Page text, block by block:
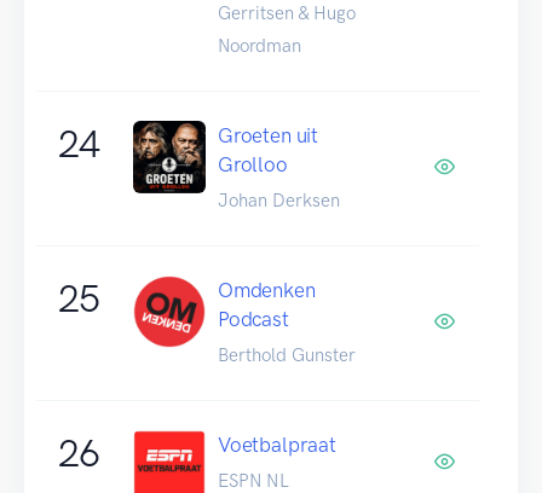
Gerritsen & Hugo
Noordman
24
Groeten uit
Grolloo
Johan Derksen
25
Omdenken
Podcast
Berthold Gunster
26 Voetbalpraat
ESPN NL